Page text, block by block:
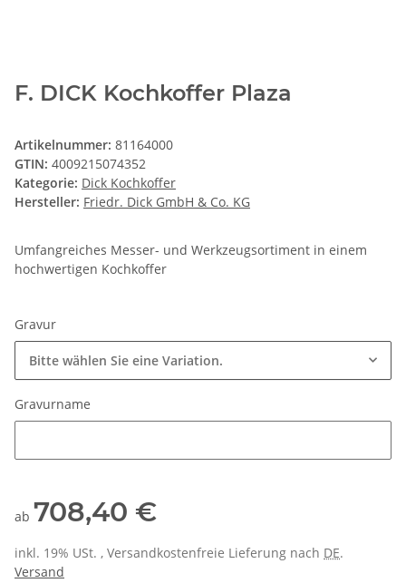
F. DICK Kochkoffer Plaza
Artikelnummer: 81164000
GTIN: 4009215074352
Kategorie: Dick Kochkoffer
Hersteller: Friedr. Dick GmbH & Co. KG
Umfangreiches Messer- und Werkzeugsortiment in einem
hochwertigen Kochkoffer
Gravur
Bitte wählen Sie eine Variation.
Gravurname
ab 708,40 €
inkl. 19% USt. , Versandkostenfreie Lieferung nach DE.
Versand